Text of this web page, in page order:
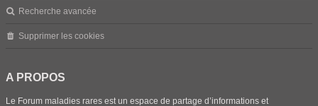
Recherche avancée
Supprimer les cookies
A PROPOS
Le Forum maladies rares est un espace de partage d’informations et